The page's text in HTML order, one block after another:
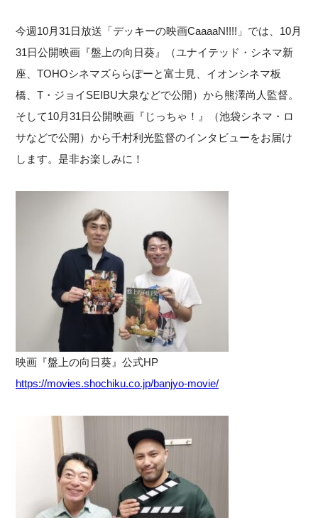
今週10月31日放送「デッキーの映画CaaaaN!!!!」では、10月
31日公開映画『盤上の向日葵』（ユナイテッド・シネマ新
座、TOHOシネマズららぽーと富士見、イオンシネマ板
橋、T・ジョイSEIBU大泉などで公開）から熊澤尚人監督。
そして10月31日公開映画『じっちゃ！』（池袋シネマ・ロ
サなどで公開）から千村利光監督のインタビューをお届け
します。是非お楽しみに！
映画『盤上の向日葵』公式HP
https://movies.shochiku.co.jp/banjyo-movie/